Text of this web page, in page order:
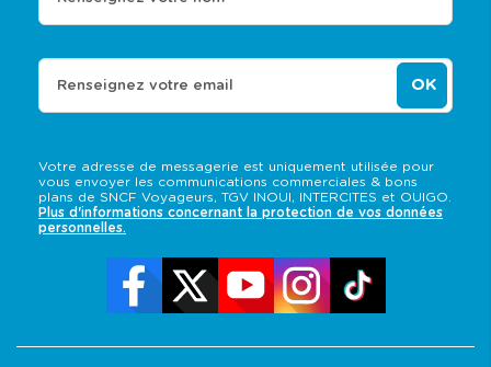
Votre adresse de messagerie est uniquement utilisée pour
vous envoyer les communications commerciales & bons
plans de SNCF Voyageurs, TGV INOUI, INTERCITES et OUIGO.
Plus d'informations concernant la protection de vos données
personnelles.
Renseignez votre email OK